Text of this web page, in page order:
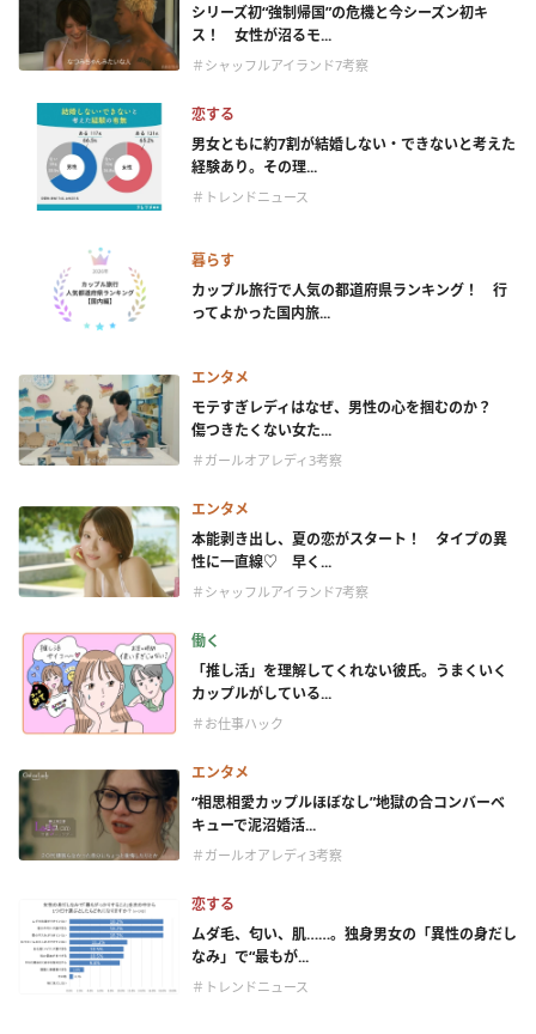
シリーズ初“強制帰国”の危機と今シーズン初キ
ス！ 女性が沼るモ...
＃シャッフルアイランド7考察
恋する
男女ともに約7割が結婚しない・できないと考えた
経験あり。その理...
＃トレンドニュース
暮らす
カップル旅行で人気の都道府県ランキング！ 行
ってよかった国内旅...
エンタメ
モテすぎレディはなぜ、男性の心を掴むのか？
傷つきたくない女た...
＃ガールオアレディ3考察
エンタメ
本能剥き出し、夏の恋がスタート！ タイプの異
性に一直線♡ 早く...
＃シャッフルアイランド7考察
働く
「推し活」を理解してくれない彼氏。うまくいく
カップルがしている...
＃お仕事ハック
エンタメ
“相思相愛カップルほぼなし”地獄の合コンバーベ
キューで泥沼婚活...
＃ガールオアレディ3考察
恋する
ムダ毛、匂い、肌……。独身男女の「異性の身だし
なみ」で“最もが...
＃トレンドニュース